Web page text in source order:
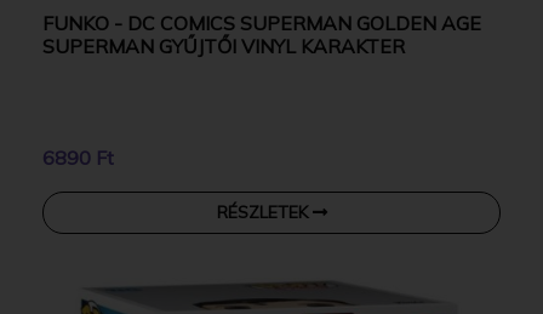
FUNKO - DC COMICS SUPERMAN GOLDEN AGE
SUPERMAN GYŰJTŐI VINYL KARAKTER
6890 Ft
RÉSZLETEK